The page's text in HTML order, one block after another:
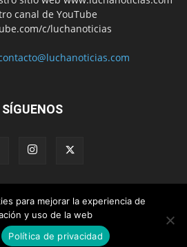
canal de YouTube
c/luchanoticias
SÍGUENOS
AEW
Lucha Libre Mexicana
con nosotros
contacto@luchanoticias.com
para mejorar la experiencia de
y uso de la web
Política de privacidad